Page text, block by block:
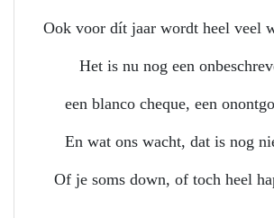
Ook voor dít jaar wordt heel veel
Het is nu nog een
een blanco cheque, een
En wat ons wacht, dat is nog
Of je soms down, of toch heel